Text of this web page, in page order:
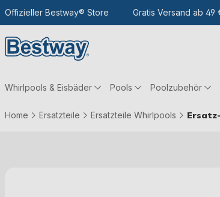
Hauptinhalt
Zur Suche
Zur Hauptnavigation
Offizieller Bestway® Store Gratis Versand ab 49
Whirlpools & Eisbäder Pools Poolzubehör
Home Ersatzteile Ersatzteile Whirlpools